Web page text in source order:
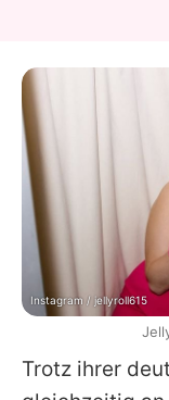
Trotz ihrer
Instagram / jellyroll615